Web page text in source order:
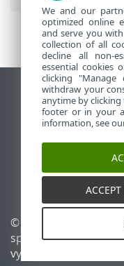
Zobraziť
End of Life
Databáza
ESET Fórum
ESET Status
Technická
© 1992 - 2026 ESET,
spol. s r. o. Všetky
vyhradené.
We and our
optimized online
and serve you
collection of all
decline all non-
essential cookies
clicking
withdraw your
anytime by
footer or in your
information, see